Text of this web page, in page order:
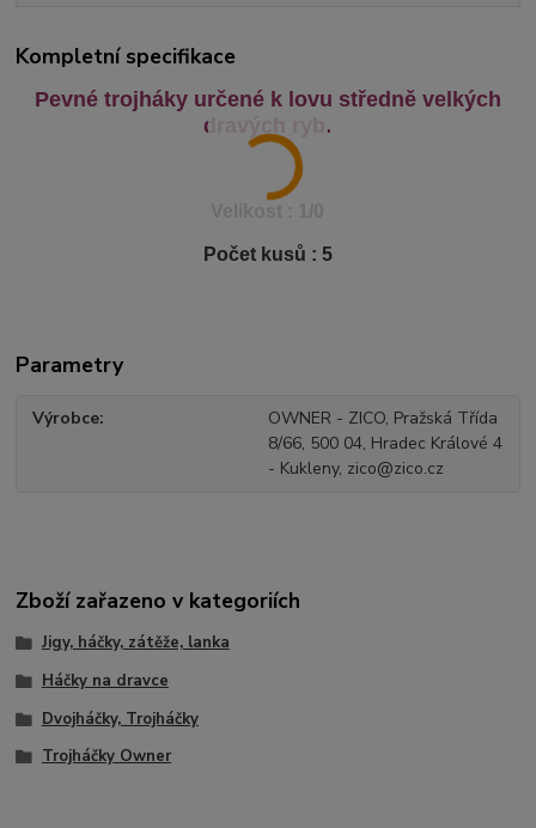
Kompletní specifikace
Pevné trojháky určené k lovu středně velkých
dravých ryb.
Počet kusů : 5
Parametry
Výrobce
OWNER - ZICO, Pražská Třída
8/66, 500 04, Hradec Králové 4
- Kukleny, zico@zico.cz
Zboží zařazeno v kategoriích
Jigy, háčky, zátěže, lanka
Háčky na dravce
Dvojháčky, Trojháčky
Trojháčky Owner